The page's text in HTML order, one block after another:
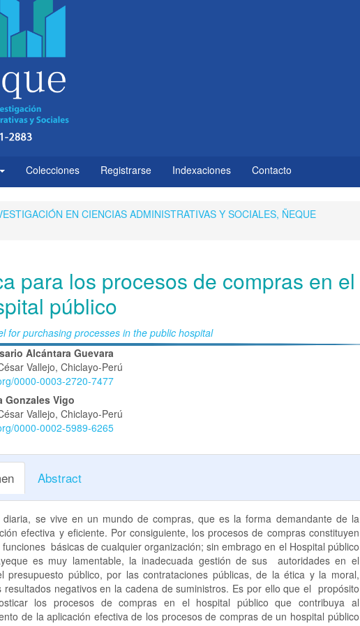
Colecciones Registrarse Indexaciones Contacto
EN CIENCIAS ADMINISTRATIVAS Y SOCIALES, ÑEQUE
para los procesos de compras en el
público
for purchasing processes in the public hospital
Alcántara Guevara
Vallejo, Chiclayo-Perú
0000-0003-2720-7477
Gonzales Vigo
Vallejo, Chiclayo-Perú
0000-0002-5989-6265
Abstract
diaria, se vive en un mundo de compras, que es la forma demandante de la
efectiva y eficiente. Por consiguiente, los procesos de compras constituyen
básicas de cualquier organización; sin embrago en el Hospital público
es muy lamentable, la inadecuada gestión de sus autoridades en el
presupuesto público, por las contrataciones públicas, de la ética y la moral,
resultados negativos en la cadena de suministros. Es por ello que el propósito
los procesos de compras en el hospital público que contribuya al
de la aplicación efectiva de los procesos de compras de un hospital público